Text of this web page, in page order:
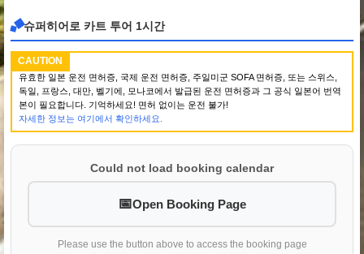
슈퍼히어로 카트 투어 1시간
CAUTION
유효한 일본 운전 면허증, 국제 운전 면허증, 주일미군 SOFA 면허증, 또는 스위스,
독일, 프랑스, 대만, 벨기에, 모나코에서 발급된 운전 면허증과 그 공식 일본어 번역
본이 필요합니다. 기억하세요! 면허 없이는 운전 불가!
자세한 정보는 여기에서 확인하세요.
Could not load booking calendar
Open Booking Page
Please use the button above to access the booking page